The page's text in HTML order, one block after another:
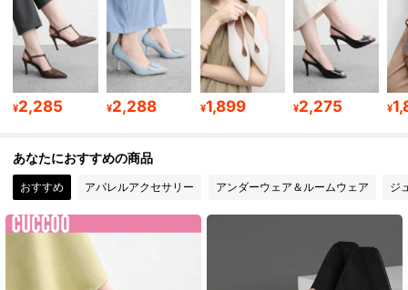
4.89 808K フォロワー
4.89 808K フォロワー
4.89 808K フォロワー
4.89
¥2,285 ¥2,288 ¥1,899 ¥2,275 ¥
あなたにおすすめの商品
おすすめ アパレルアクセサリー アンダーウェア＆ルームウェア ジ